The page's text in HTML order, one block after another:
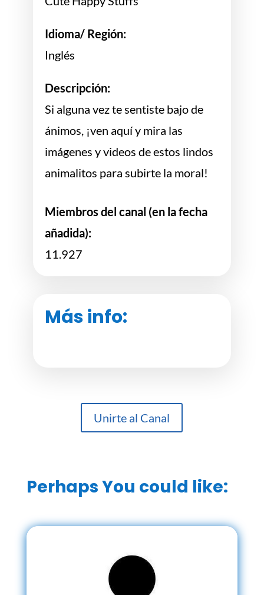
Idioma/ Región:
Inglés
Descripción:
Si alguna vez te sentiste bajo de
ánimos, ¡ven aquí y mira las
imágenes y videos de estos lindos
animalitos para subirte la moral!
Miembros del canal (en la fecha
añadida):
11.927
Más info:
Unirte al Canal
Perhaps You could like: